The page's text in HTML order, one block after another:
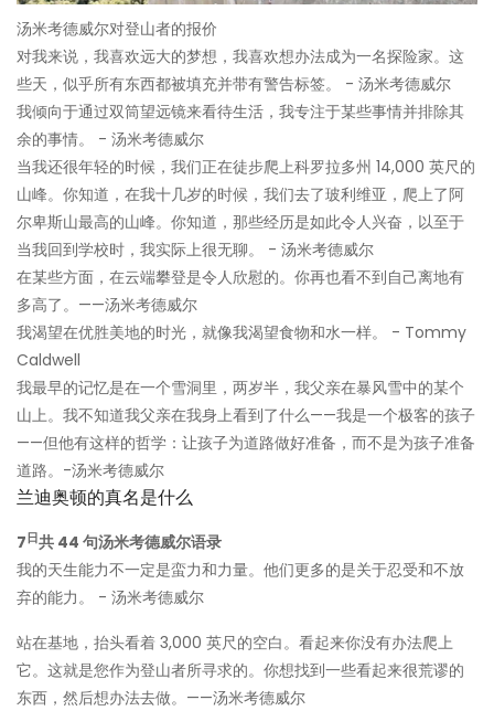
汤米考德威尔对登山者的报价
对我来说，我喜欢远大的梦想，我喜欢想办法成为一名探险家。这
些天，似乎所有东西都被填充并带有警告标签。 - 汤米考德威尔
我倾向于通过双筒望远镜来看待生活，我专注于某些事情并排除其
余的事情。 - 汤米考德威尔
当我还很年轻的时候，我们正在徒步爬上科罗拉多州 14,000 英尺的
山峰。你知道，在我十几岁的时候，我们去了玻利维亚，爬上了阿
尔卑斯山最高的山峰。你知道，那些经历是如此令人兴奋，以至于
当我回到学校时，我实际上很无聊。 - 汤米考德威尔
在某些方面，在云端攀登是令人欣慰的。你再也看不到自己离地有
多高了。——汤米考德威尔
我渴望在优胜美地的时光，就像我渴望食物和水一样。 - Tommy
Caldwell
我最早的记忆是在一个雪洞里，两岁半，我父亲在暴风雪中的某个
山上。我不知道我父亲在我身上看到了什么——我是一个极客的孩子
——但他有这样的哲学：让孩子为道路做好准备，而不是为孩子准备
道路。-汤米考德威尔
兰迪奥顿的真名是什么
7 日共 44 句汤米考德威尔语录
我的天生能力不一定是蛮力和力量。他们更多的是关于忍受和不放
弃的能力。 - 汤米考德威尔
站在基地，抬头看着 3,000 英尺的空白。看起来你没有办法爬上
它。这就是您作为登山者所寻求的。你想找到一些看起来很荒谬的
东西，然后想办法去做。——汤米考德威尔